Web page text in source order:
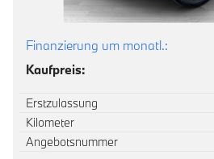
Finanzierung um monatl.:
Kaufpreis:
Erstzulassung
Kilometer
Angebotsnummer